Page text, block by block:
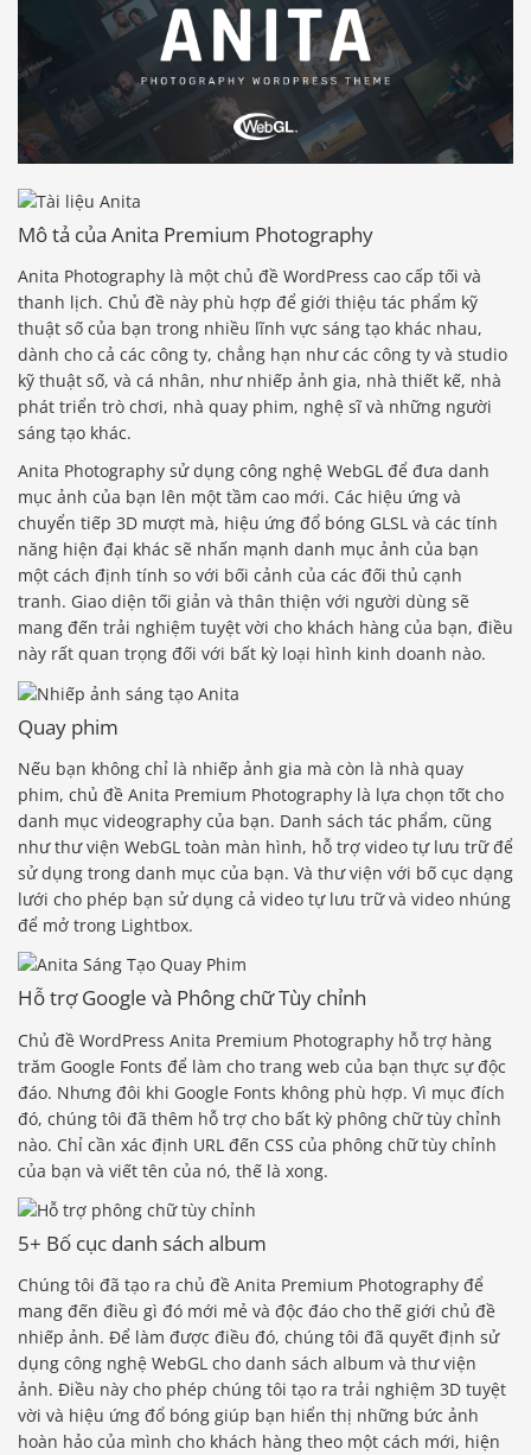
Mô tả của Anita Premium Photography
Anita Photography là một chủ đề WordPress cao cấp tối và
thanh lịch. Chủ đề này phù hợp để giới thiệu tác phẩm kỹ
thuật số của bạn trong nhiều lĩnh vực sáng tạo khác nhau,
dành cho cả các công ty, chẳng hạn như các công ty và studio
kỹ thuật số, và cá nhân, như nhiếp ảnh gia, nhà thiết kế, nhà
phát triển trò chơi, nhà quay phim, nghệ sĩ và những người
sáng tạo khác.
Anita Photography sử dụng công nghệ WebGL để đưa danh
mục ảnh của bạn lên một tầm cao mới. Các hiệu ứng và
chuyển tiếp 3D mượt mà, hiệu ứng đổ bóng GLSL và các tính
năng hiện đại khác sẽ nhấn mạnh danh mục ảnh của bạn
một cách định tính so với bối cảnh của các đối thủ cạnh
tranh. Giao diện tối giản và thân thiện với người dùng sẽ
mang đến trải nghiệm tuyệt vời cho khách hàng của bạn, điều
này rất quan trọng đối với bất kỳ loại hình kinh doanh nào.
Quay phim
Nếu bạn không chỉ là nhiếp ảnh gia mà còn là nhà quay
phim, chủ đề Anita Premium Photography là lựa chọn tốt cho
danh mục videography của bạn. Danh sách tác phẩm, cũng
như thư viện WebGL toàn màn hình, hỗ trợ video tự lưu trữ để
sử dụng trong danh mục của bạn. Và thư viện với bố cục dạng
lưới cho phép bạn sử dụng cả video tự lưu trữ và video nhúng
để mở trong Lightbox.
Hỗ trợ Google và Phông chữ Tùy chỉnh
Chủ đề WordPress Anita Premium Photography hỗ trợ hàng
trăm Google Fonts để làm cho trang web của bạn thực sự độc
đáo. Nhưng đôi khi Google Fonts không phù hợp. Vì mục đích
đó, chúng tôi đã thêm hỗ trợ cho bất kỳ phông chữ tùy chỉnh
nào. Chỉ cần xác định URL đến CSS của phông chữ tùy chỉnh
của bạn và viết tên của nó, thế là xong.
5+ Bố cục danh sách album
Chúng tôi đã tạo ra chủ đề Anita Premium Photography để
mang đến điều gì đó mới mẻ và độc đáo cho thế giới chủ đề
nhiếp ảnh. Để làm được điều đó, chúng tôi đã quyết định sử
dụng công nghệ WebGL cho danh sách album và thư viện
ảnh. Điều này cho phép chúng tôi tạo ra trải nghiệm 3D tuyệt
vời và hiệu ứng đổ bóng giúp bạn hiển thị những bức ảnh
hoàn hảo của mình cho khách hàng theo một cách mới, hiện